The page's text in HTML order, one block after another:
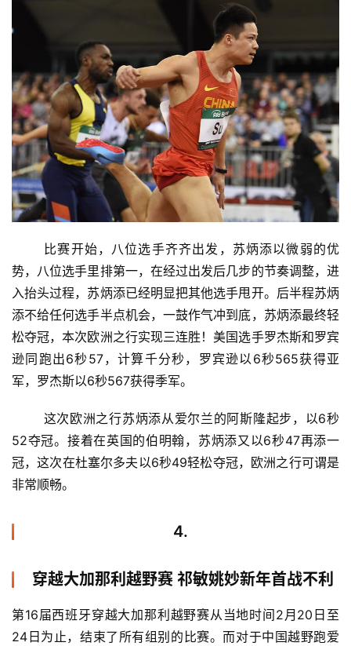
势，八位选手里排第一，在经过出发后几步的节奏调整，进
入抬头过程，苏炳添已经明显把其他选手甩开。后半程苏炳
添不给任何选手半点机会，一鼓作气冲到底，苏炳添最终轻
松夺冠，本次欧洲之行实现三连胜！美国选手罗杰斯和罗宾
逊同跑出6秒57，计算千分秒，罗宾逊以6秒565获得亚
军，罗杰斯以6秒567获得季军。
52夺冠。接着在英国的伯明翰，苏炳添又以6秒47再添一
冠，这次在杜塞尔多夫以6秒49轻松夺冠，欧洲之行可谓是
非常顺畅。
4.
穿越大加那利越野赛 祁敏姚妙新年首战不利
第16届西班牙穿越大加那利越野赛从当地时间2月20日至
24日为止，结束了所有组别的比赛。而对于中国越野跑爱